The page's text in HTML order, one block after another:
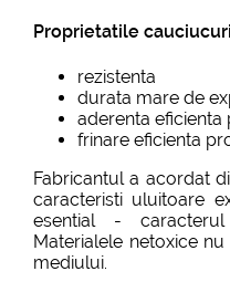
Proprietatile
rezistenta
durata mare de
aderenta eficienta
frinare eficienta
Fabricantul a acordat
caracteristi uluitoare
esential -
Materialele netoxice
mediului.